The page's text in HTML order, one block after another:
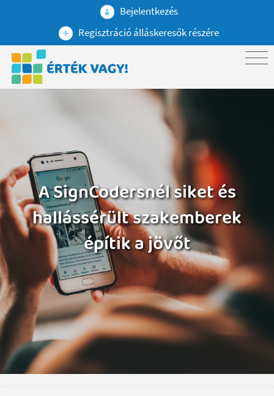
Bejelentkezés
Regisztráció álláskeresők részére
A SignCodersnél siket és
hallássérült szakemberek
építik a jövőt